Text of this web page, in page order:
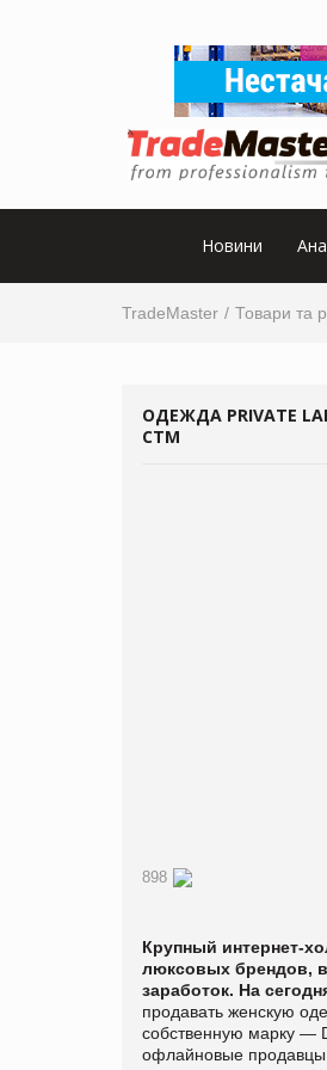
Новини
TradeMaster Товари та
ОДЕЖДА PRIVATE
СТМ
898
Крупный интернет-
люксовых брендов,
заработок. На
продавать женскую
собственную марку —
офлайновые